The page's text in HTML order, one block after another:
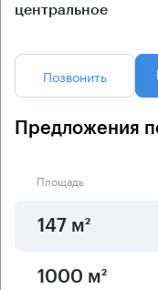
центральное
Позвонить
Предложения
Площадь
147 м²
1000 м²